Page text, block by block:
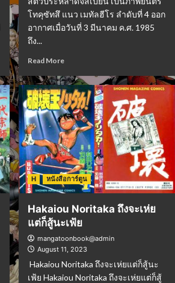
โทคุซัทสึ แนว เมทัลฮีโร ลำดับที่ 4 ออก
อากาศเมื่อวันที่ 3 มีนาคม ค.ศ. 1985
ถึง...
Read More
H หนังสือการ์ตูน
Hakaiou Noritaka ถึงจะเห่ย
แต่ก็สู้นะเฟ้ย
mangatoonbook@admin
August 11, 2023
Hakaiou Noritaka ถึงจะเห่ยแต่ก็สู้นะ
เฟ้ย Hakaiou Noritaka ถึงจะเห่ยแต่ก็สู้